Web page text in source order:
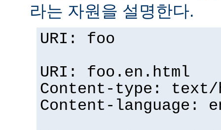
라는 자원을 설명한다.
URI: foo
URI: foo.en.html
Content-type: text/
Content-language: